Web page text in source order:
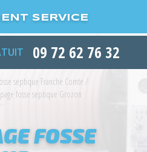
SERVICE
09 72 62 76 32
septique Franche Comte /
fosse septique Grozon
FOSSE